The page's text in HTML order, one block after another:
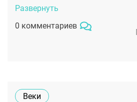
форма, размер - все, как я и
Развернуть
0 комментариев
Веки